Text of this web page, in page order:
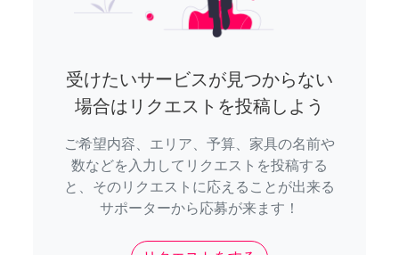
受けたいサービスが見つからない
場合はリクエストを投稿しよう
ご希望内容、エリア、予算、家具の名前や
数などを入力してリクエストを投稿する
と、そのリクエストに応えることが出来る
サポーターから応募が来ます！